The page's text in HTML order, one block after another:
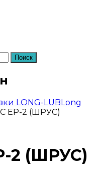
Поиск
LONG-LUBLong
EP-2 (ШРУС)
2 (ШРУС)